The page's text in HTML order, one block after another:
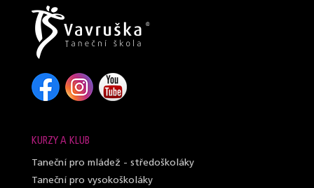
KURZY A KLUB
Taneční pro mládež - středoškoláky
Taneční pro vysokoškoláky